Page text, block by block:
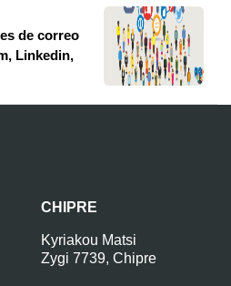
de correo
Linkedin,
CHIPRE
Kyriakou Matsi
Zygi 7739, Chipre